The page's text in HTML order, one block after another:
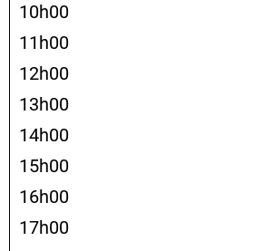
10h00
11h00
12h00
13h00
14h00
15h00
16h00
17h00